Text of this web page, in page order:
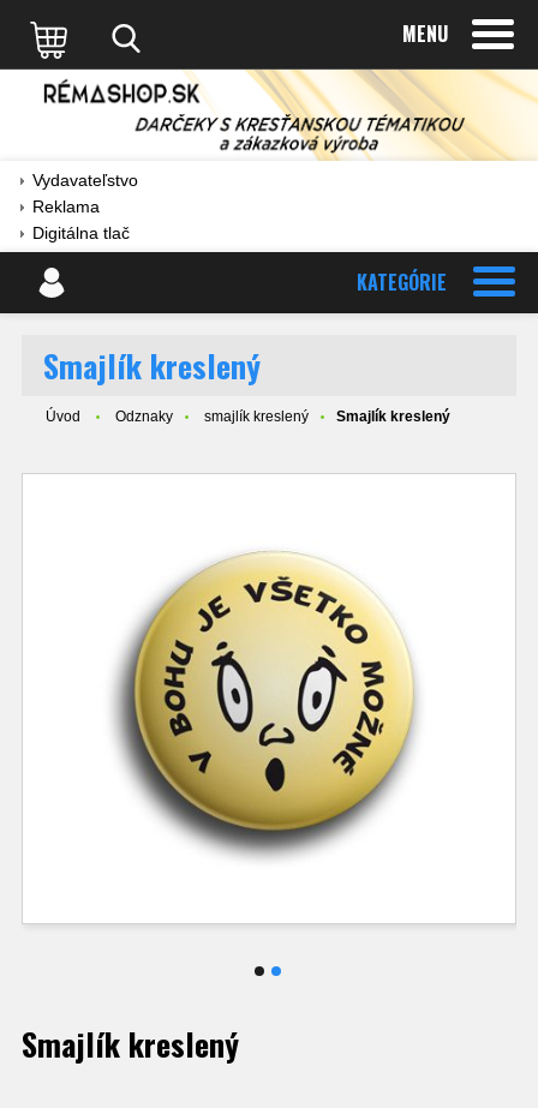
MENU
Vydavateľstvo
Reklama
Digitálna tlač
KATEGÓRIE
Smajlík kreslený
Úvod Odznaky smajlík kreslený Smajlík kreslený
Smajlík kreslený